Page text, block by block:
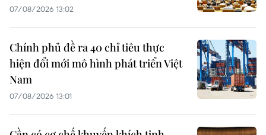
07/08/2026 13:02
Chính phủ đề ra 40 chỉ tiêu thực
hiện đổi mới mô hình phát triển Việt
Nam
07/08/2026 13:01